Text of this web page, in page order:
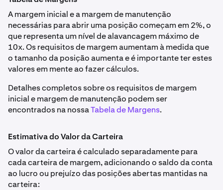
A margem inicial e a margem de manutenção
necessárias para abrir uma posição começam em 2%, o
que representa um nível de alavancagem máximo de
10x. Os requisitos de margem aumentam à medida que
o tamanho da posição aumenta e é importante ter estes
valores em mente ao fazer cálculos.
Detalhes completos sobre os requisitos de margem
inicial e margem de manutenção podem ser
encontrados na nossaTabela de Margens.
Estimativa do Valor da Carteira
O valor da carteira é calculado separadamente para
cada carteira de margem, adicionando o saldo da conta
ao lucro ou prejuízo das posições abertas mantidas na
carteira: